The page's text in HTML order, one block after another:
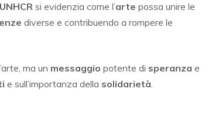
UNHCR si evidenzia come l’arte possa unire le
diverse e contribuendo a rompere le
ma un messaggio potente di speranza e
e sull’importanza della solidarietà.